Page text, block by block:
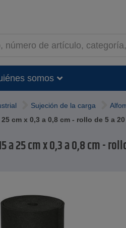
somos
Sujeción de la carga
cm x 0,3 a 0,8 cm - rollo de 5 a 20
25 cm x 0,3 a 0,8 cm -